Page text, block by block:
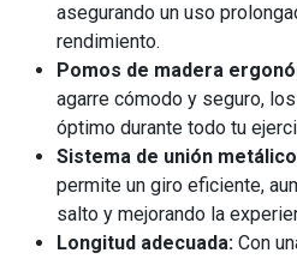
asegurando un uso
rendimiento.
Pomos de madera
agarre cómodo y seguro,
óptimo durante todo tu
Sistema de unión
permite un giro eficiente,
salto y mejorando la
Longitud adecuada: Con